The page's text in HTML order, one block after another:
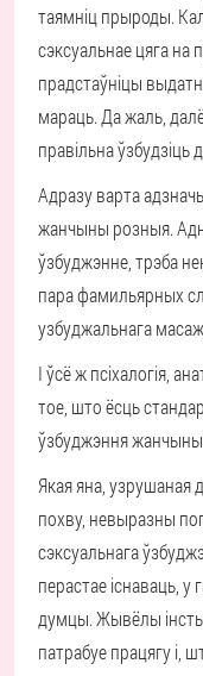
таямніц прыроды.
сэксуальнае цяга на
прадстаўніцы
мараць. Да жаль,
правільна ўзбудзіць
Адразу варта
жанчыны розныя.
ўзбуджэнне, трэба
пара фамильярных
узбуджальнага
І ўсё ж псіхалогія,
тое, што ёсць
ўзбуджэння
Якая яна, узрушаная
похву, невыразны
сэксуальнага
перастае існаваць, у
думцы. Жывёлы
патрабуе працягу і,